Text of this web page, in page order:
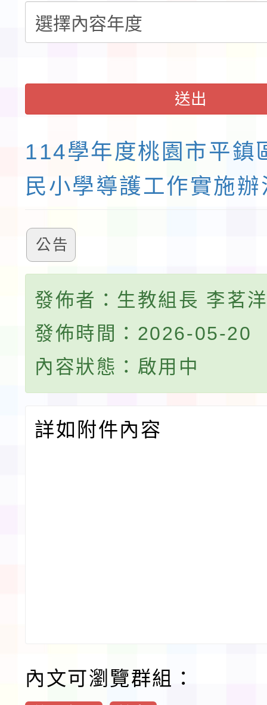
請一案
送出
114學年度桃園市平鎮
民小學導護工作實施辦
公告
發佈者：生教組長 李茗
發佈時間：2026-05-20
內容狀態：啟用中
詳如附件內容
內文可瀏覽群組：